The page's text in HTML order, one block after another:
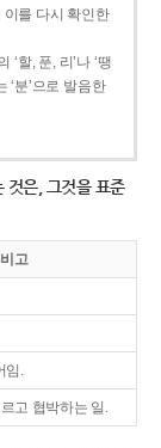
이를 다시 확인한
‘할, 푼, 리’나 ‘땡
‘분’으로 발음한
것은, 그것을 표준
비고
임.
고 협박하는 일.